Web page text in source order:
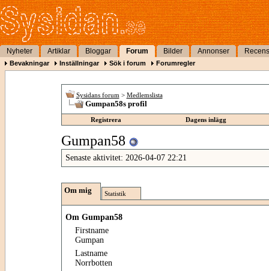
Nyheter Artiklar Bloggar Forum Bilder Annonser
Bevakningar Inställningar Sök i forum Forumregler
Sysidans forum > Medlemslista
Gumpan58s profil
Registrera Dagens inlägg
Gumpan58
Senaste aktivitet: 2026-04-07 22:21
Om mig Statistik
Om Gumpan58
Firstname
Gumpan
Lastname
Norrbotten